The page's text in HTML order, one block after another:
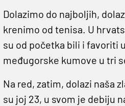
Dolazimo do najboljih,
krenimo od tenisa. U
su od početka bili i favoriti
međugorske kumove u tri
Na red, zatim, dolazi naša
su joj 23, u svom je debiju